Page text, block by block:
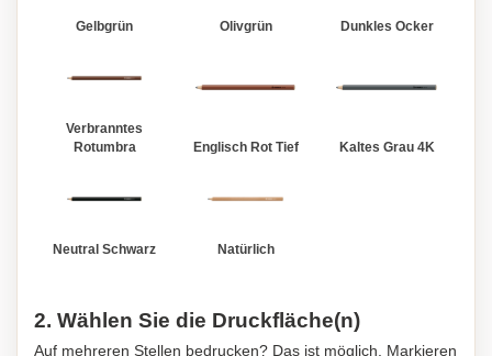
Gelbgrün Olivgrün Dunkles Ocker
Verbranntes
Rotumbra
Englisch Rot Tief Kaltes Grau 4K
Neutral Schwarz Natürlich
2. Wählen Sie die Druckfläche(n)
Auf mehreren Stellen bedrucken? Das ist möglich. Markieren